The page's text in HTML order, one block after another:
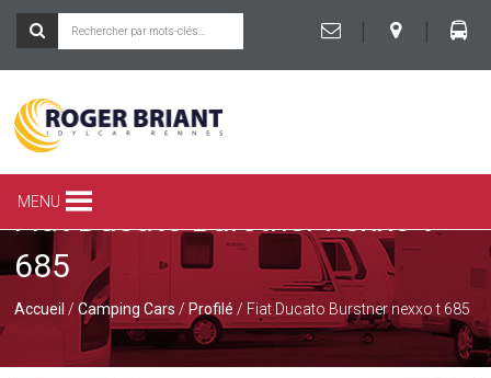
|
|
ROGER
BRIANT
SPÉCIALISTE
CAR
DE
CARAVANE
À
MENU
Fiat Ducato Burstner nexxo t
685
Accueil /Camping Cars / Profilé / Fiat Ducato Burstner nexxo t 685